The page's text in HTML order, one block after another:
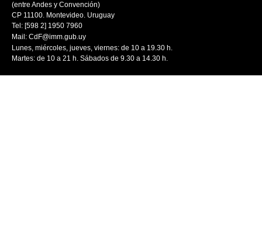
(entre Andes y Convención)
CP 11100. Montevideo. Uruguay
Tel: [598 2] 1950 7960
Mail: CdF@imm.gub.uy
Lunes, miércoles, jueves, viernes: de 10 a 19.30 h.
Martes: de 10 a 21 h. Sábados de 9.30 a 14.30 h.